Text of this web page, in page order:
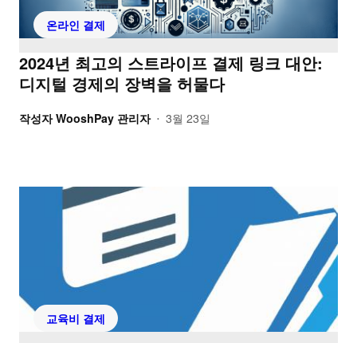
온라인 결제
2024년 최고의 스트라이프 결제 링크 대안:
디지털 경제의 장벽을 허물다
작성자 WooshPay 관리자 • 3월 23일
교육비 결제